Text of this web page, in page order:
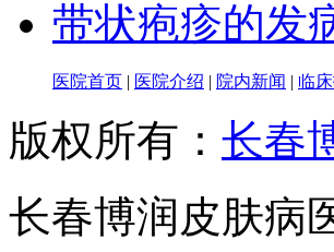
带状疱疹的发
医院首页 | 医院介绍 | 院内新闻 | 临
版权所有： 长春
长春博润皮肤病